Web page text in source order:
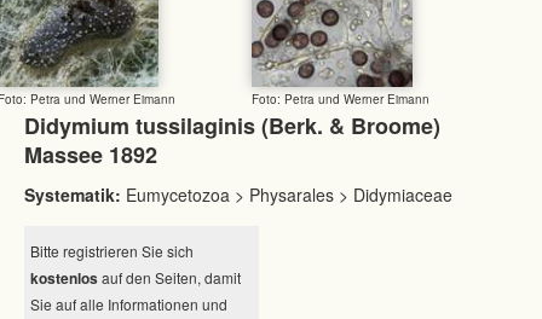
Petra und Werner Eimann Foto: Petra und Werner Eimann
Didymium tussilaginis (Berk. & Broome)
Massee 1892
Systematik: Eumycetozoa > Physarales > Didymiaceae
Bitte registrieren Sie sich
kostenlos auf den Seiten, damit
Sie auf alle Informationen und